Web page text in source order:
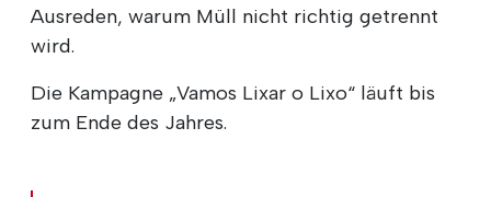
Ausreden, warum Müll nicht richtig getrennt
wird.
Die Kampagne „Vamos Lixar o Lixo“ läuft bis
zum Ende des Jahres.